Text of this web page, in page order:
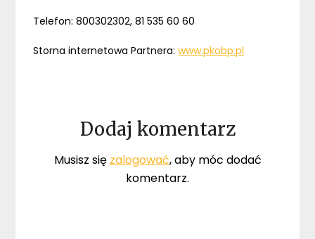
Telefon: 800302302, 81 535 60 60
Storna internetowa Partnera:www.pkobp.pl
Dodaj komentarz
Musisz się zalogować, aby móc dodać
komentarz.